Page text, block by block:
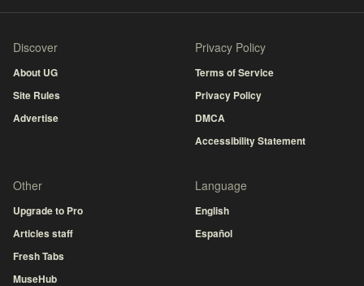
Discover
About UG
Site Rules
Advertise
Privacy Policy
Terms of Service
Privacy Policy
DMCA
Accessibility Statement
Other
Upgrade to Pro
Articles staff
Fresh Tabs
MuseHub
Language
English
Español